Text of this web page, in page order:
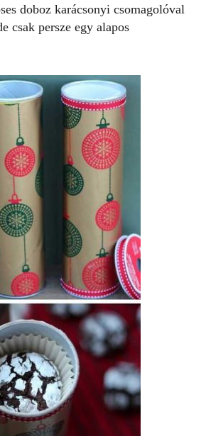
doboz karácsonyi csomagolóval
csak persze egy alapos